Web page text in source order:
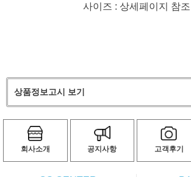
사이즈 : 상세페이지 참조
상품정보고시 보기
회사소개 공지사항 고객후기